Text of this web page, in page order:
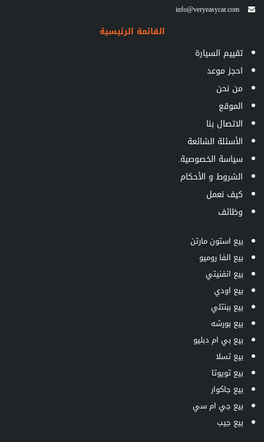
info@veryeasycar.com
القائمة الرئيسية
تقييم السيارة
احجز موعد
من نحن
الموقع
الاتصال بنا
الأسئلة الشائعة
سياسة الخصوصية.
الشروط و الأحكام
كيف نعمل
وظائف
بيع استون مارتن
بيع الفا روميو
بيع انفنيتي
بيع اودي
بيع ببنتلي
بيع بورشه
بيع بي ام دبليو
بيع تسلا
بيع تويوتا
بيع جاكوار
بيع جي ام سي
بيع جيب